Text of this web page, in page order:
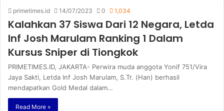
primetimes.id 14/07/2023 0 1,034
Kalahkan 37 Siswa Dari 12 Negara, Letda
Inf Josh Marulam Ranking 1 Dalam
Kursus Sniper di Tiongkok
PRIMETIMES.ID, JAKARTA- Perwira muda anggota Yonif 751/Vira
Jaya Sakti, Letda Inf Josh Marulam, S.Tr. (Han) berhasil
mendapatkan Gold Medal dalam…
Read More »